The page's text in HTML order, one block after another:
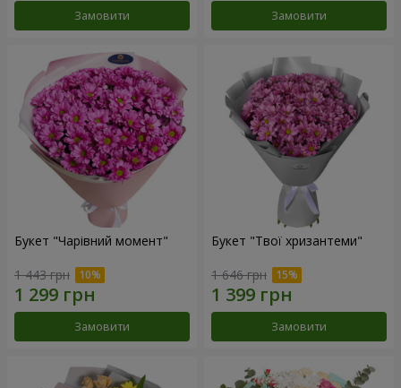
Замовити Замовити
Букет "Чарівний момент"
1 443 грн
Замовити
Букет "Твої хризантеми"
1 646 грн
Замовити